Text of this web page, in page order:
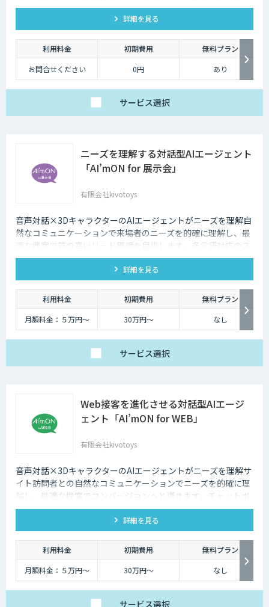
の技術で自然な音声を生成し、多言語対応やボイスクローニン
グ機能も、悪用を防ぐ倫理的ガードレールの中で提供します。
詳細を見る
利用料金 初期費用
無料プラン
お問合せください
0円 あり
サービス選択
ニーズを理解する対話型AIエージェント
「AI’mON for 展示会」
有限会社kivotoys
音声対話×3DキャラクターのAIエージェントがニーズを理解自
然なコミュニケーションで来場者のニーズを的確に理解し、最
適な提案で質の高いリード獲得を目指します。多言語対応のス
タッフとして、人件費削減も実現。対話記録の取得・分析で展
示会後の追客も確実な成果へ。詳細を見る
利用料金 初期費用
無料プラン
月額料金：５万円〜
30万円〜 なし
サービス選択
Web接客を進化させる対話型AIエージ
ェント「AI’mON for WEB」
有限会社kivotoys
音声対話×3DキャラクターのAIエージェントがニーズを理解サ
イト訪問者との自然なコミュニケーションでニーズを的確に理
解し、最適な提案でコンバージョンへと導きます。チャットボ
ットを超えた最強のデジタル営業、デジタル広報担当です。
詳細を見る
利用料金 初期費用
無料プラン
月額料金：５万円〜
30万円〜 なし
サービス選択